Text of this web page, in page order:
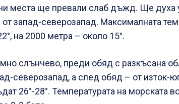
места ще превали слаб дъжд. Ще духа
запад-северозапад. Максималната
на 2000 метра – около 15°.
слънчево, преди обяд с разкъсана
северозапад, а след обяд – от изток-
26°-28°. Температурата на морската